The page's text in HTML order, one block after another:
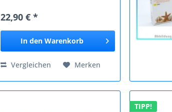
PRO CD Printer 5000 Pro
22,90 € *
In den Warenkorb
Vergleichen Merken
TIPP!